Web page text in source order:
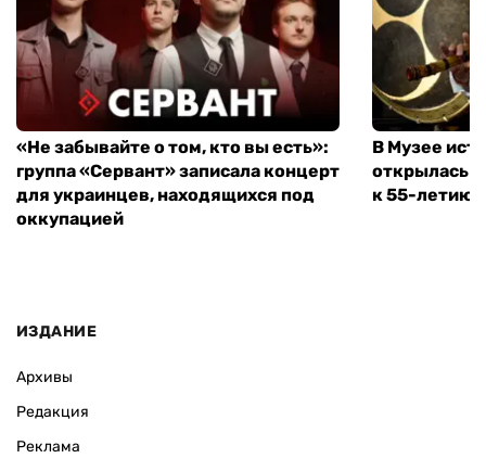
«Не забывайте о том, кто вы есть»:
группа «Сервант» записала концерт
для украинцев, находящихся под
оккупацией
В Музее
открылась
к 55-летию
ИЗДАНИЕ
Архивы
Редакция
Реклама